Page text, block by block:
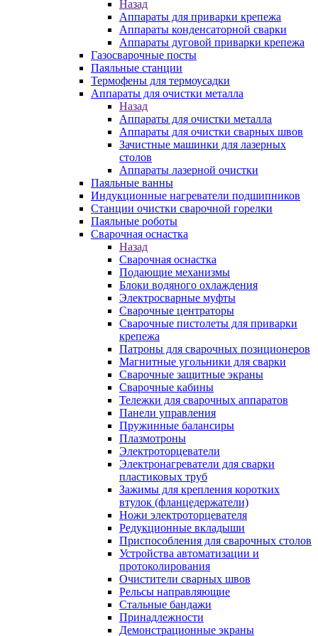
Назад
Аппараты для приварки крепежа
Аппараты конденсаторной сварки
Аппараты дуговой приварки крепежа
Газосварочные посты
Паяльные станции
Термофены для термоусадки
Аппараты для очистки металла
Назад
Аппараты для очистки металла
Аппараты для очистки сварных швов
Зачистные машинки для лазерных
столов
Аппараты лазерной очистки
Паяльные ванны
Индукционные нагреватели подшипников
Станции очистки сварочной горелки
Паяльные роботы
Сварочная оснастка
Назад
Сварочная оснастка
Подающие механизмы
Блоки водяного охлаждения
Электросварные муфты
Сварочные центраторы
Сварочные пистолеты для приварки
крепежа
Патроны для сварочных позиционеров
Магнитные угольники для сварки
Сварочные защитные экраны
Сварочные кабины
Тележки для сварочных аппаратов
Панели управления
Пружинные балансиры
Плазмотроны
Электроторцеватели
Электронагреватели для сварки
пластиковых труб
Зажимы для крепления коротких
втулок (фланцедержатели)
Ножи электроторцевателя
Редукционные вкладыши
Приспособления для сварочных столов
Устройства автоматизации и
протоколирования
Очистители сварных швов
Рельсы направляющие
Стальные бандажи
Принадлежности
Демонстрационные экраны